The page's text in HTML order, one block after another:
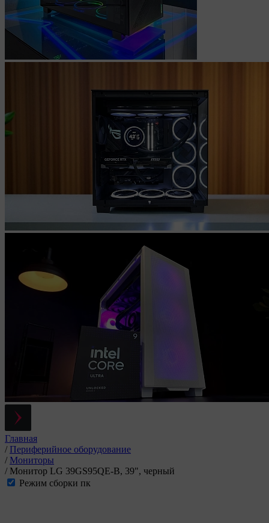
Главная
/ Периферийное оборудование
/ Мониторы
/ Монитор LG 39GS95QE-B, 39", черный
Режим сборки пк